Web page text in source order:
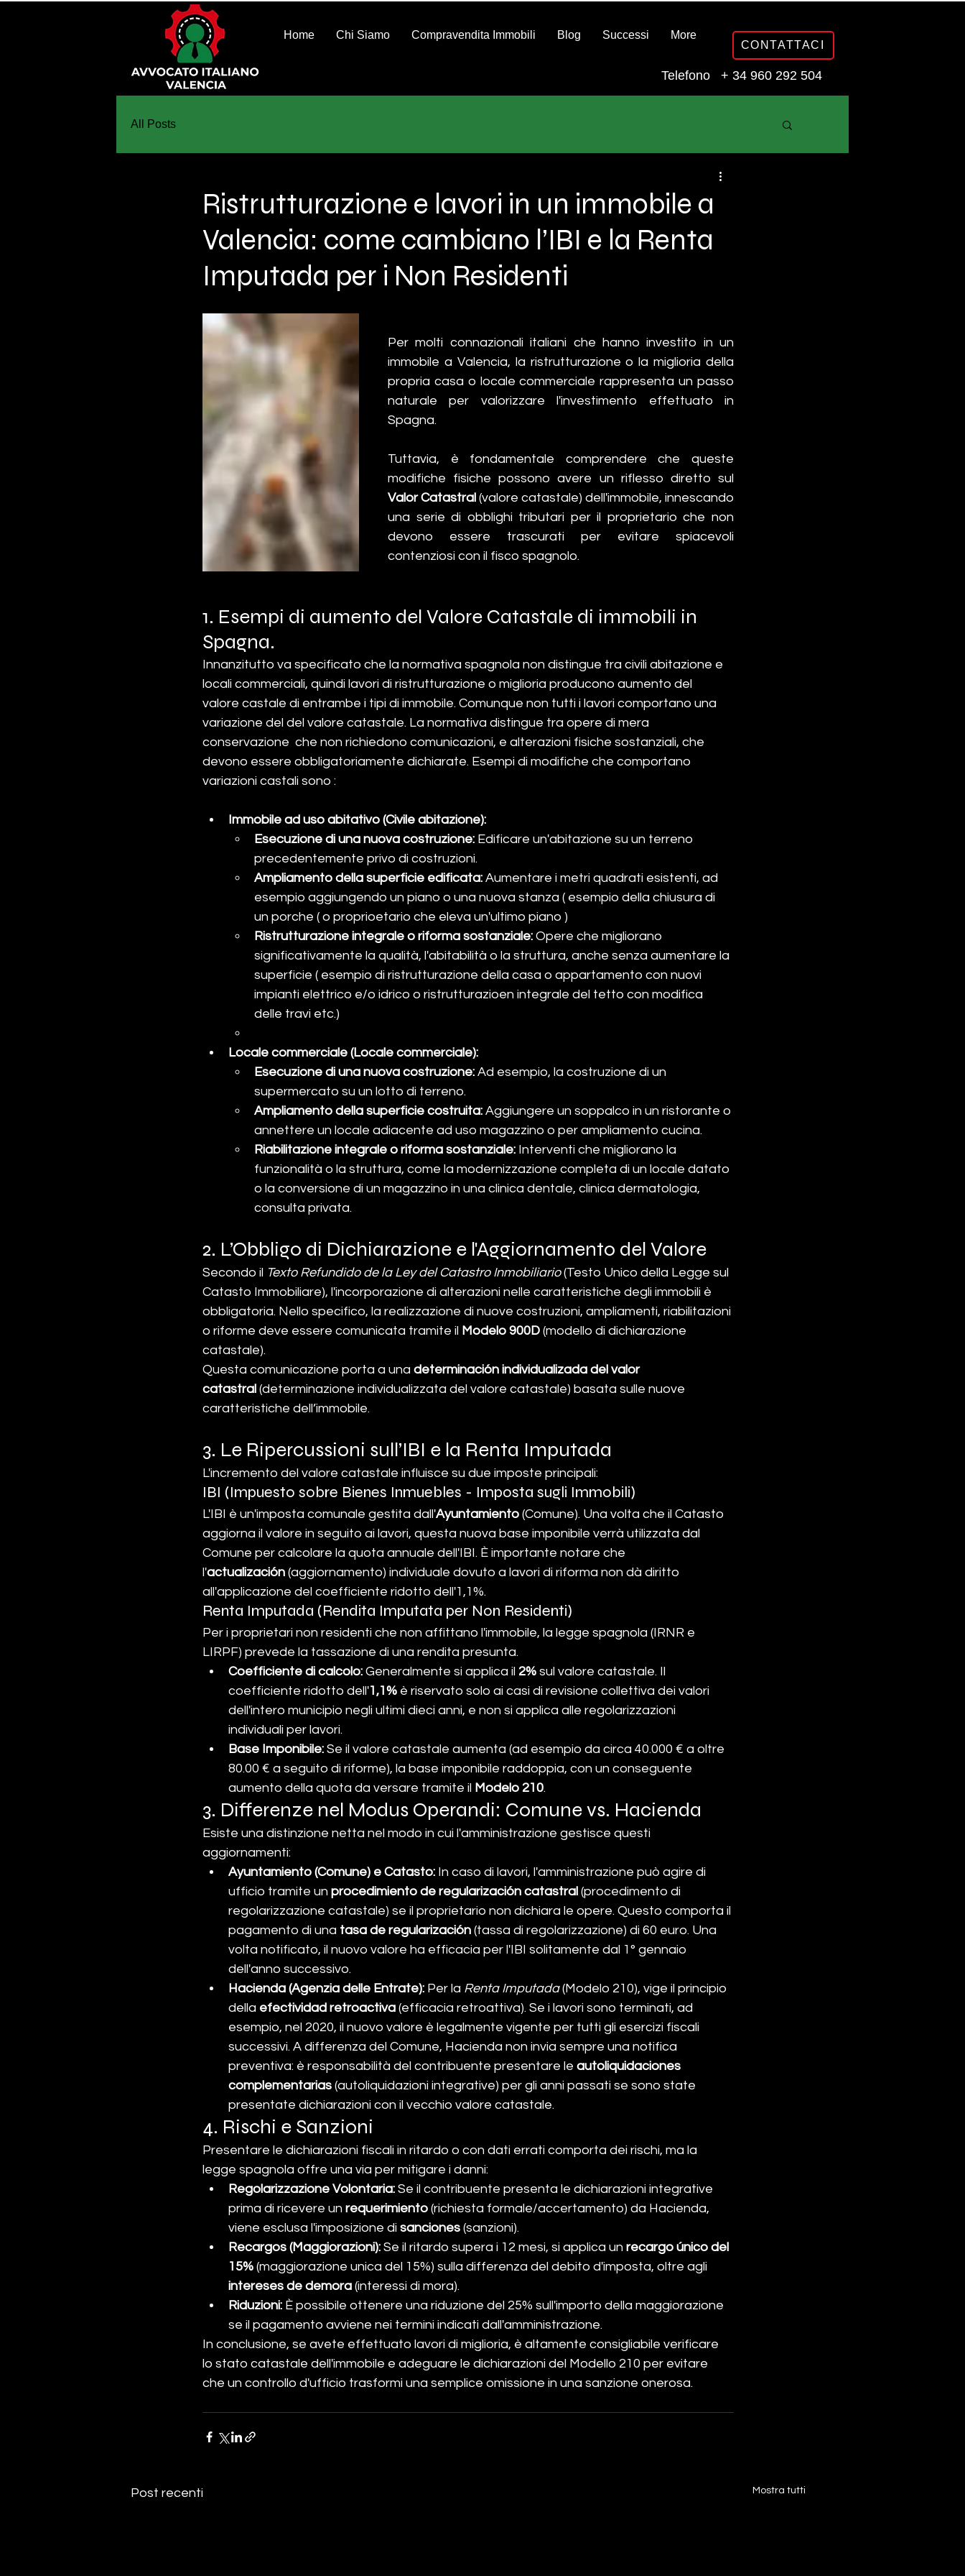
Γ
Home Chi Siamo Compravendita Immobili Blog Successi
More
CONTATTACI
Telefono + 34 960 292 504
All Posts
Ristrutturazione e lavori in un immobile a
Valencia: come cambiano l’IBI e la Renta
Imputada per i Non Residenti
Per molti connazionali italiani che hanno investito in un
immobile a Valencia, la ristrutturazione o la miglioria della
propria casa o locale commerciale rappresenta un passo
naturale per valorizzare l'investimento effettuato in
Spagna.
Tuttavia, è fondamentale comprendere che queste
Valor Catastral (valore catastale) dell'immobile, innescando
una serie di obblighi tributari per il proprietario che non
devono essere trascurati per evitare spiacevoli
contenziosi con il fisco spagnolo.
1. Esempi di aumento del Valore Catastale di immobili in
Spagna.
Innanzitutto va specificato che la normativa spagnola non distingue tra civili abitazione e
locali commerciali, quindi lavori di ristrutturazione o miglioria producono aumento del
valore castale di entrambe i tipi di immobile. Comunque non tutti i lavori comportano una
variazione del del valore catastale. La normativa distingue tra opere di mera
conservazione  che non richiedono comunicazioni, e alterazioni fisiche sostanziali, che
devono essere obbligatoriamente dichiarate. Esempi di modifiche che comportano
variazioni castali sono :
Immobile ad uso abitativo (Civile abitazione):
Esecuzione di una nuova costruzione: Edificare un'abitazione su un terreno
precedentemente privo di costruzioni.
Ampliamento della superficie edificata: Aumentare i metri quadrati esistenti, ad
esempio aggiungendo un piano o una nuova stanza ( esempio della chiusura di
un porche ( o proprioetario che eleva un'ultimo piano )
Ristrutturazione integrale o riforma sostanziale: Opere che migliorano
significativamente la qualità, l'abitabilità o la struttura, anche senza aumentare la
superficie ( esempio di ristrutturazione della casa o appartamento con nuovi
impianti elettrico e/o idrico o ristrutturazioen integrale del tetto con modifica
delle travi etc.)
Locale commerciale (Locale commerciale):
Esecuzione di una nuova costruzione: Ad esempio, la costruzione di un
supermercato su un lotto di terreno.
Ampliamento della superficie costruita: Aggiungere un soppalco in un ristorante o
annettere un locale adiacente ad uso magazzino o per ampliamento cucina.
Riabilitazione integrale o riforma sostanziale: Interventi che migliorano la
funzionalità o la struttura, come la modernizzazione completa di un locale datato
o la conversione di un magazzino in una clinica dentale, clinica dermatologia,
consulta privata.
2. L’Obbligo di Dichiarazione e l'Aggiornamento del Valore
Secondo il Texto Refundido de la Ley del Catastro Inmobiliario (Testo Unico della Legge sul
Catasto Immobiliare), l'incorporazione di alterazioni nelle caratteristiche degli immobili è
obbligatoria. Nello specifico, la realizzazione di nuove costruzioni, ampliamenti, riabilitazioni
o riforme deve essere comunicata tramite il Modelo 900D (modello di dichiarazione
catastale).
Questa comunicazione porta a una determinación individualizada del valor
catastral (determinazione individualizzata del valore catastale) basata sulle nuove
caratteristiche dell’immobile.
3. Le Ripercussioni sull’IBI e la Renta Imputada
L'incremento del valore catastale influisce su due imposte principali:
IBI (Impuesto sobre Bienes Inmuebles - Imposta sugli Immobili)
L'IBI è un'imposta comunale gestita dall'Ayuntamiento (Comune). Una volta che il Catasto
aggiorna il valore in seguito ai lavori, questa nuova base imponibile verrà utilizzata dal
Comune per calcolare la quota annuale dell'IBI. È importante notare che
l'actualización (aggiornamento) individuale dovuto a lavori di riforma non dà diritto
all'applicazione del coefficiente ridotto dell'1,1%.
Renta Imputada (Rendita Imputata per Non Residenti)
Per i proprietari non residenti che non affittano l'immobile, la legge spagnola (IRNR e
LIRPF) prevede la tassazione di una rendita presunta.
Coefficiente di calcolo: Generalmente si applica il 2% sul valore catastale. Il
coefficiente ridotto dell'1,1% è riservato solo ai casi di revisione collettiva dei valori
dell'intero municipio negli ultimi dieci anni, e non si applica alle regolarizzazioni
individuali per lavori.
Base Imponibile: Se il valore catastale aumenta (ad esempio da circa 40.000 € a oltre
80.00 € a seguito di riforme), la base imponibile raddoppia, con un conseguente
aumento della quota da versare tramite il Modelo 210.
3. Differenze nel Modus Operandi: Comune vs. Hacienda
Esiste una distinzione netta nel modo in cui l'amministrazione gestisce questi
aggiornamenti:
Ayuntamiento (Comune) e Catasto: In caso di lavori, l'amministrazione può agire di
ufficio tramite un procedimiento de regularización catastral (procedimento di
regolarizzazione catastale) se il proprietario non dichiara le opere. Questo comporta il
pagamento di una tasa de regularización (tassa di regolarizzazione) di 60 euro. Una
volta notificato, il nuovo valore ha efficacia per l'IBI solitamente dal 1° gennaio
dell'anno successivo.
Hacienda (Agenzia delle Entrate): Per la Renta Imputada (Modelo 210), vige il principio
della efectividad retroactiva (efficacia retroattiva). Se i lavori sono terminati, ad
esempio, nel 2020, il nuovo valore è legalmente vigente per tutti gli esercizi fiscali
successivi. A differenza del Comune, Hacienda non invia sempre una notifica
preventiva: è responsabilità del contribuente presentare le autoliquidaciones
complementarias (autoliquidazioni integrative) per gli anni passati se sono state
presentate dichiarazioni con il vecchio valore catastale.
4. Rischi e Sanzioni
Presentare le dichiarazioni fiscali in ritardo o con dati errati comporta dei rischi, ma la
legge spagnola offre una via per mitigare i danni:
Regolarizzazione Volontaria: Se il contribuente presenta le dichiarazioni integrative
prima di ricevere un requerimiento (richiesta formale/accertamento) da Hacienda,
viene esclusa l'imposizione di sanciones (sanzioni).
Recargos (Maggiorazioni): Se il ritardo supera i 12 mesi, si applica un recargo único del
15% (maggiorazione unica del 15%) sulla differenza del debito d'imposta, oltre agli
intereses de demora (interessi di mora).
Riduzioni: È possibile ottenere una riduzione del 25% sull'importo della maggiorazione
se il pagamento avviene nei termini indicati dall'amministrazione.
In conclusione, se avete effettuato lavori di miglioria, è altamente consigliabile verificare
lo stato catastale dell'immobile e adeguare le dichiarazioni del Modello 210 per evitare
che un controllo d'ufficio trasformi una semplice omissione in una sanzione onerosa.
Post recenti Mostra tutti